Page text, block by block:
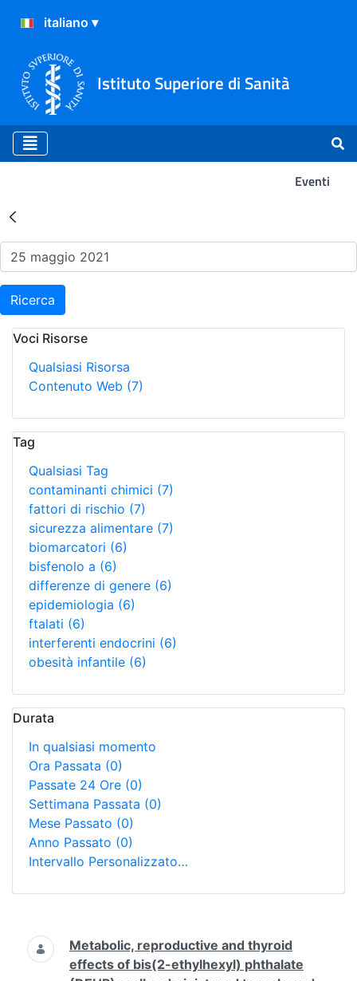
Istituto Superiore di Sanità
Eventi
Risultati della Ricerca -
Ricerca
Voci Risorse
Qualsiasi Risorsa
Contenuto Web (7)
Tag
Qualsiasi Tag
contaminanti chimici (7)
fattori di rischio (7)
sicurezza alimentare (7)
biomarcatori (6)
bisfenolo a (6)
differenze di genere (6)
epidemiologia (6)
ftalati (6)
interferenti endocrini (6)
obesità infantile (6)
Durata
In qualsiasi momento
Ora Passata (0)
Passate 24 Ore (0)
Settimana Passata (0)
Mese Passato (0)
Anno Passato (0)
Intervallo Personalizzato…
Ricerca
Metabolic, reproductive and thyroid
effects of bis(2-ethylhexyl) phthalate